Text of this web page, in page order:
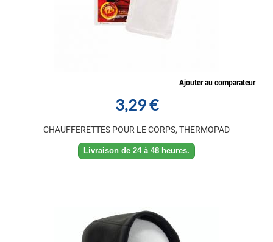
Ajouter au comparateur
3,29 €
CHAUFFERETTES POUR LE CORPS, THERMOPAD
Livraison de 24 à 48 heures.